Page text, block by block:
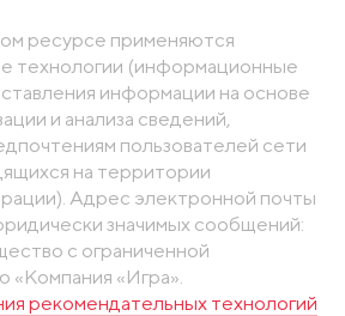
ресурсе применяются
технологии (информационные
информации на основе
и анализа сведений,
пользователей сети
на территории
Адрес электронной почты
значимых сообщений:
с ограниченной
«Компания «Игра».
рекомендательных технологий